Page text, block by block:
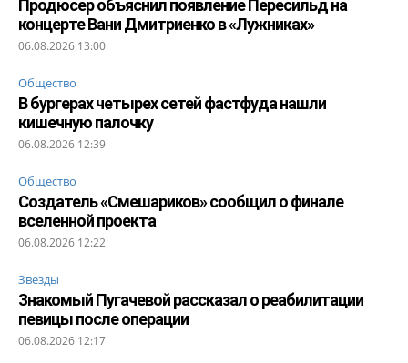
Продюсер объяснил появление Пересильд на
концерте Вани Дмитриенко в «Лужниках»
06.08.2026 13:00
Общество
В бургерах четырех сетей фастфуда нашли
кишечную палочку
06.08.2026 12:39
Общество
Создатель «Смешариков» сообщил о финале
вселенной проекта
06.08.2026 12:22
Звезды
Знакомый Пугачевой рассказал о реабилитации
певицы после операции
06.08.2026 12:17